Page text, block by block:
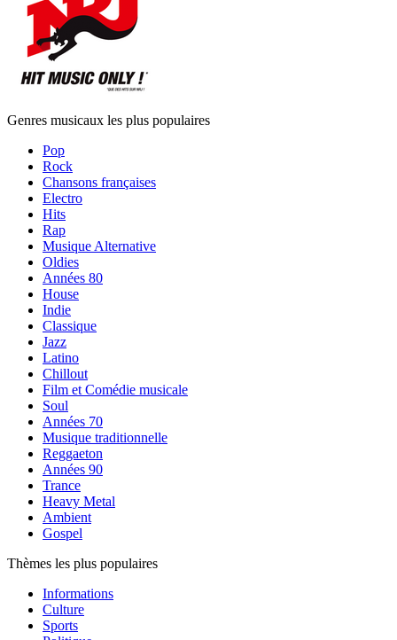
Genres musicaux les plus populaires
Pop
Rock
Chansons françaises
Electro
Hits
Rap
Musique Alternative
Oldies
Années 80
House
Indie
Classique
Jazz
Latino
Chillout
Film et Comédie musicale
Soul
Années 70
Musique traditionnelle
Reggaeton
Années 90
Trance
Heavy Metal
Ambient
Gospel
Thèmes les plus populaires
Informations
Culture
Sports